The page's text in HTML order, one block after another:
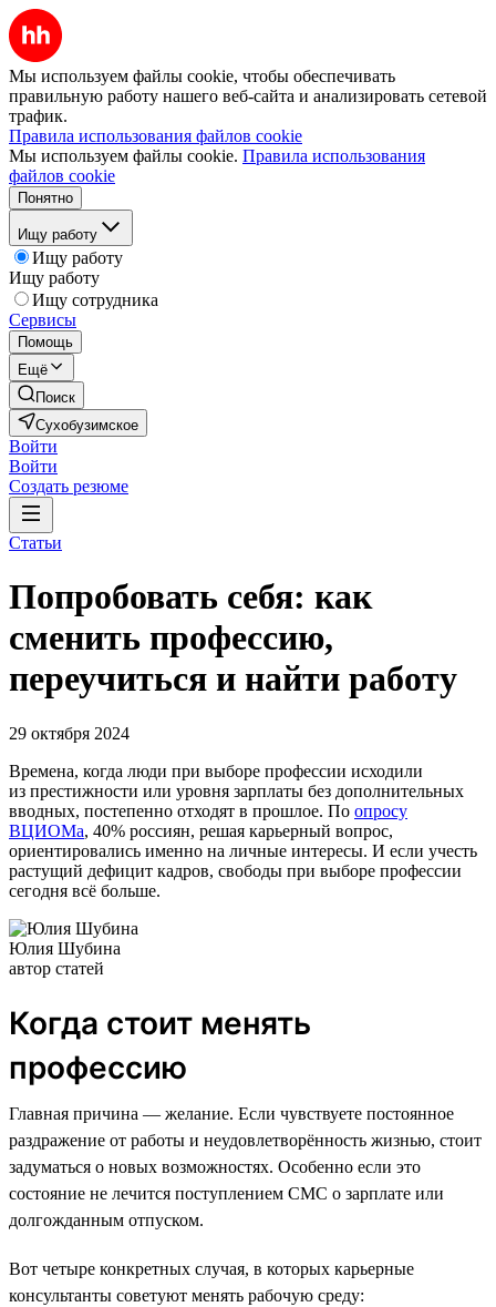
Мы используем файлы cookie, чтобы обеспечивать
правильную работу нашего веб-сайта и анализировать сетевой
трафик.
Правила использования файлов cookie
Мы используем файлы cookie. Правила использования
файлов cookie
Понятно
Ищу работу
Ищу работу
Ищу работу
Ищу сотрудника
Сервисы
Помощь
Ещё
Поиск
Сухобузимское
Войти
Войти
Создать резюме
Статьи
Попробовать себя: как
сменить профессию,
переучиться и найти работу
29 октября 2024
Времена, когда люди при выборе профессии исходили
из престижности или уровня зарплаты без дополнительных
вводных, постепенно отходят в прошлое. По опросу
ВЦИОМа, 40% россиян, решая карьерный вопрос,
ориентировались именно на личные интересы. И если учесть
растущий дефицит кадров, свободы при выборе профессии
сегодня всё больше.
Юлия Шубина
автор статей
Когда стоит менять
профессию
Главная причина — желание. Если чувствуете постоянное
раздражение от работы и неудовлетворённость жизнью, стоит
задуматься о новых возможностях. Особенно если это
состояние не лечится поступлением СМС о зарплате или
долгожданным отпуском.
Вот четыре конкретных случая, в которых карьерные
консультанты советуют менять рабочую среду: